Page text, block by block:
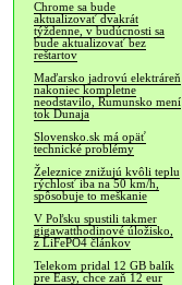
Chrome sa bude
aktualizovať dvakrát
týždenne, v budúcnosti sa
bude aktualizovať bez
reštartov
Maďarsko jadrovú elektráreň
nakoniec kompletne
neodstavilo, Rumunsko mení
tok Dunaja
Slovensko.sk má opäť
technické problémy
Železnice znižujú kvôli teplu
rýchlosť iba na 50 km/h,
spôsobuje to meškanie
V Poľsku spustili takmer
gigawatthodinové úložisko,
z LiFePO4 článkov
Telekom pridal 12 GB balík
pre Easy, chce zaň 12 eur